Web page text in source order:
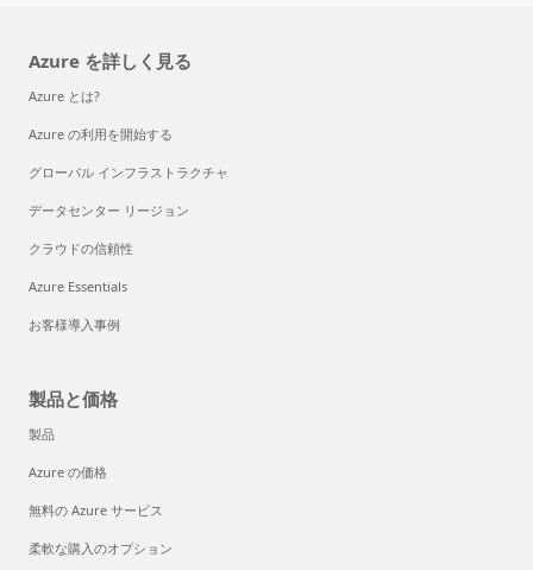
Azure を詳しく見る
Azure とは?
Azure の利用を開始する
グローバル インフラストラクチャ
データセンター リージョン
クラウドの信頼性
Azure Essentials
お客様導入事例
製品と価格
製品
Azure の価格
無料の Azure サービス
柔軟な購入のオプション